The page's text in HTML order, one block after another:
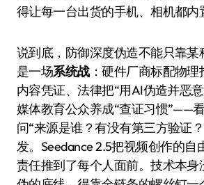
得让每一台出货的手机、相机都内
说到底，防御深度伪造不能只靠某
是一场系统战：硬件厂商标配物理
内容凭证、法律把“用AI伪造并恶意
媒体教育公众养成“查证习惯”——
问“来源是谁？有没有第三方验证
发。Seedance 2.5把视频创作的自
责任推到了每个人面前。技术本身